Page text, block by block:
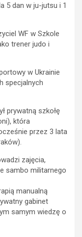
5 dan w ju-jutsu i 1
WF w Szkole
trener judo i
w Ukrainie
specjalnych
prywatną szkołę
która
przez 3 lata
zajęcia,
sambo militarnego
manualną
gabinet
samym wiedzę o